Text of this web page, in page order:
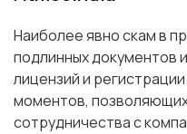
Наиболее явно скам в
подлинных документов
лицензий и
моментов,
сотрудничества с